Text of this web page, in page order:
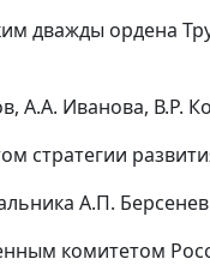
дважды ордена
, А.А. Иванова, В.Р.
стратегии
А.П. Берсенев
комитетом